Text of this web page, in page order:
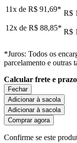
11x de R$ 91,69* R$
12x de R$ 88,85* R$
*Juros: Todos os
parcelamento e outras
Calcular frete e prazo
Fechar
Adicionar à sacola
Adicionar à sacola
Comprar agora
Confirme se este